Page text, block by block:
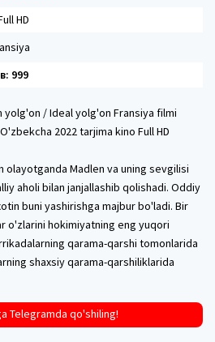
HD
999
yolg'on / Ideal yolg'on Fransiya filmi
2022 tarjima kino Full HD
olayotganda Madlen va uning sevgilisi
aholi bilan janjallashib qolishadi. Oddiy
buni yashirishga majbur bo'ladi. Bir
o'zlarini hokimiyatning eng yuqori
qarama-qarshi tomonlarida
shaxsiy qarama-qarshiliklarida
Telegramda qo'shiling!